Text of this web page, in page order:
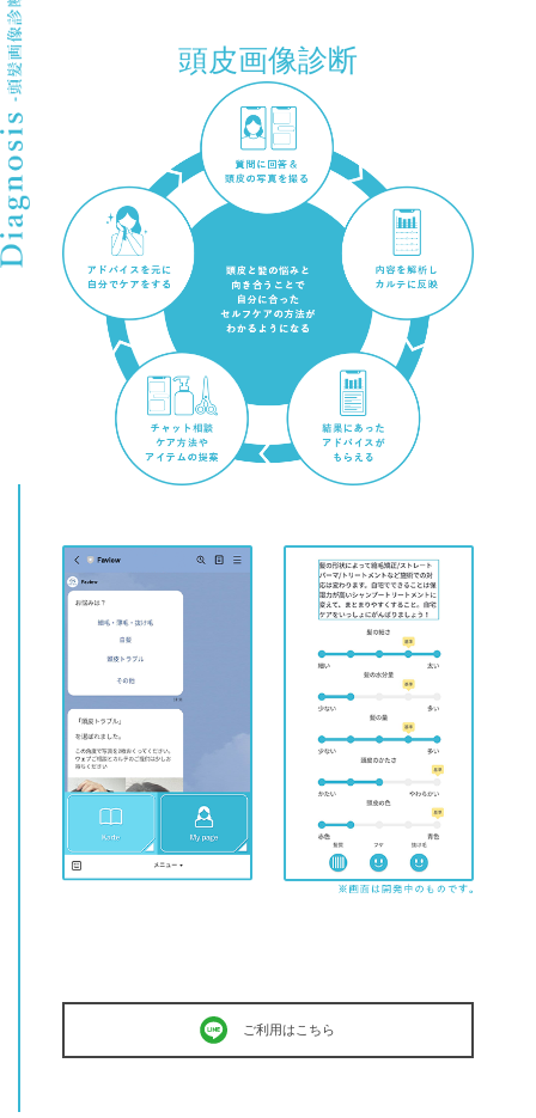
頭皮画像診断
ご利用はこちら